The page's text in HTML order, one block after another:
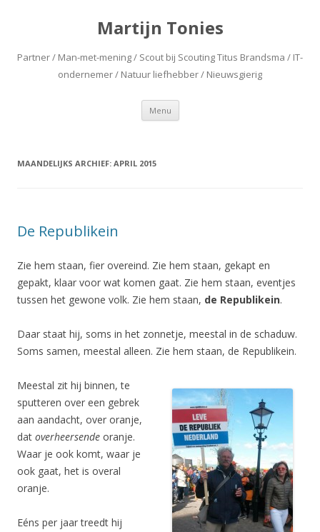
Martijn Tonies
Partner / Man-met-mening / Scout bij Scouting Titus Brandsma / IT-
ondernemer / Natuur liefhebber / Nieuwsgierig
Menu Spring naar de inhoud
MAANDELIJKS ARCHIEF: APRIL 2015
De Republikein
Zie hem staan, fier overeind. Zie hem staan, gekapt en
gepakt, klaar voor wat komen gaat. Zie hem staan, eventjes
tussen het gewone volk. Zie hem staan, de Republikein.
Daar staat hij, soms in het zonnetje, meestal in de schaduw.
Soms samen, meestal alleen. Zie hem staan, de Republikein.
Meestal zit hij binnen, te
sputteren over een gebrek
aan aandacht, over oranje,
dat overheersende oranje.
Waar je ook komt, waar je
ook gaat, het is overal
oranje.
Eéns per jaar treedt hij